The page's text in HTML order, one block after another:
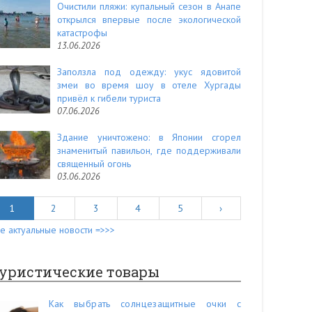
Очистили пляжи: купальный сезон в Анапе
открылся впервые после экологической
катастрофы
13.06.2026
Заползла под одежду: укус ядовитой
змеи во время шоу в отеле Хургады
привёл к гибели туриста
07.06.2026
Здание уничтожено: в Японии сгорел
знаменитый павильон, где поддерживали
священный огонь
03.06.2026
1 2 3 4 5
›
актуальные новости =>>>
товары
Как выбрать солнцезащитные очки с